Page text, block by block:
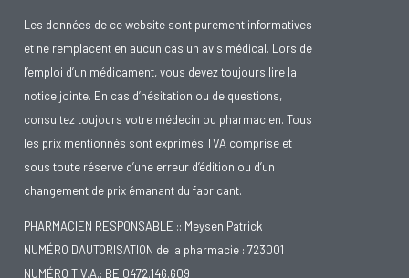
Les données de ce website sont purement informatives
et ne remplacent en aucun cas un avis médical. Lors de
l’emploi d’un médicament, vous devez toujours lire la
notice jointe. En cas d’hésitation ou de questions,
consultez toujours votre médecin ou pharmacien. Tous
les prix mentionnés sont exprimés TVA comprise et
sous toute réserve d’une erreur d’édition ou d’un
changement de prix émanant du fabricant.
PHARMACIEN RESPONSABLE :: Meysen Patrick
NUMÉRO D'AUTORISATION de la pharmacie : 723001
NUMÉRO T.V.A.: BE 0472.146.609